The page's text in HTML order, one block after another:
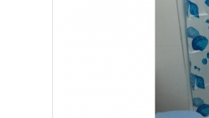
Cienfuegos